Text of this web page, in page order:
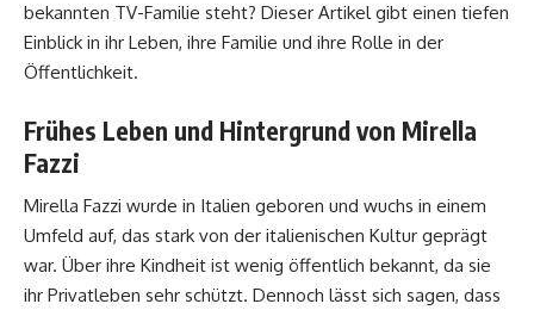
bekannten TV-Familie steht? Dieser Artikel gibt einen tiefen
Einblick in ihr Leben, ihre Familie und ihre Rolle in der
Öffentlichkeit.
Frühes Leben und Hintergrund von Mirella
Fazzi
Mirella Fazzi wurde in Italien geboren und wuchs in einem
Umfeld auf, das stark von der italienischen Kultur geprägt
war. Über ihre Kindheit ist wenig öffentlich bekannt, da sie
ihr Privatleben sehr schützt. Dennoch lässt sich sagen, dass